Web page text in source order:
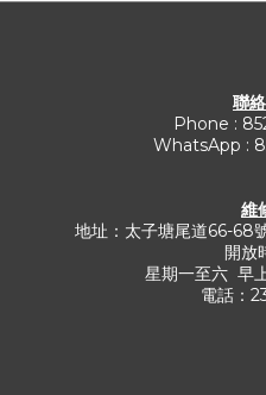
聯
Phone :
WhatsApp :
維
地址：太子塘尾道66-68
開放
星期一至六 早
電話：